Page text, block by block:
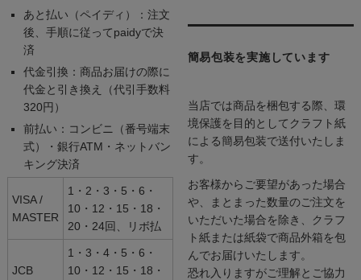
あと払い（ペイディ）：注文
後、手順に従ってpaidyで決
済
代金引換：商品お届けの際に
代金と引き換え（代引手数料
320円）
前払い：コンビニ（番号端末
式）・銀行ATM・ネットバン
キング決済
VISA /
MASTER
1・2・3・5・6・
10・12・15・18・
20・24回、リボ払
JCB
1・3・4・5・6・
10・12・15・18・
簡易包装を実施しています
当店では商品を梱包する際、環
境保護を目的としてクラフト紙
による簡易包装で送付いたしま
す。
お客様からご要望があった場合
や、まとまった数量のご注文を
いただいた場合を除き、クラフ
ト紙または紙袋で商品外箱を包
んでお届けいたします。
恐れ入りますがご理解とご協力